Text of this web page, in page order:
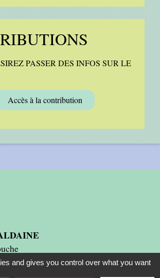
PASSER DES INFOS SUR LE
Accès à la contribution
- FRANCE
and gives you control over what you want